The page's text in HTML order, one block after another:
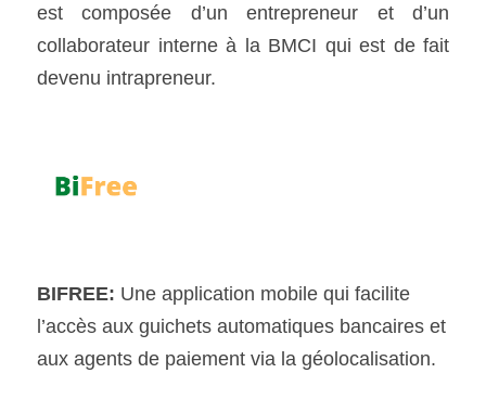
est composée d’un entrepreneur et d’un
collaborateur interne à la BMCI qui est de fait
devenu intrapreneur.
BIFREE: Une application mobile qui facilite
l’accès aux guichets automatiques bancaires et
aux agents de paiement via la géolocalisation.